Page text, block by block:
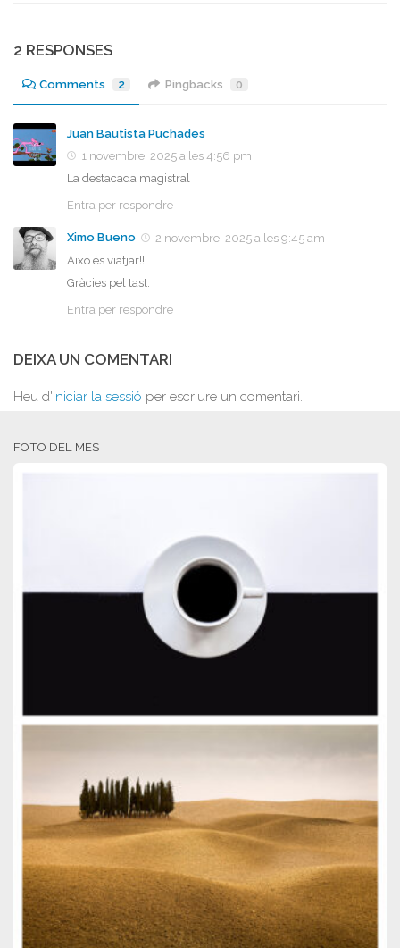
2 RESPONSES
Comments 2 Pingbacks 0
Juan Bautista Puchades
1 novembre, 2025 a les 4:56 pm
La destacada magistral
Entra per respondre
Ximo Bueno
2 novembre, 2025 a les 9:45 am
Això és viatjar!!!
Gràcies pel tast.
Entra per respondre
DEIXA UN COMENTARI
Heu d'iniciar la sessió per escriure un comentari.
FOTO DEL MES